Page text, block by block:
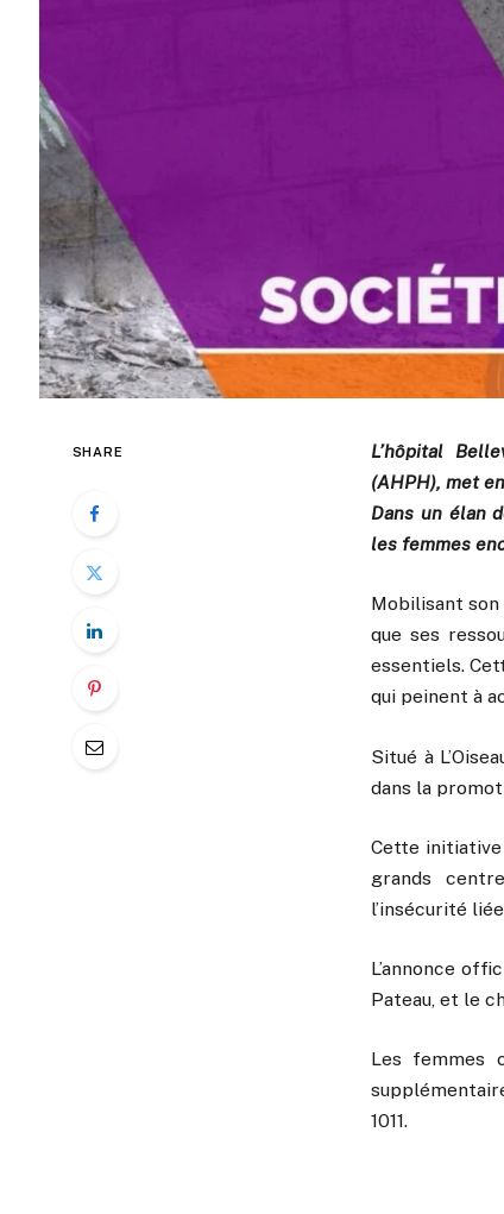
SHARE
L’hôpital
(AHPH), met
Dans un élan
les femmes
Mobilisant
que ses
essentiels.
qui peinent à
Situé à
dans la
Cette
grands
l’insécurité
L’annonce
Pateau, et le
Les femmes
1011.